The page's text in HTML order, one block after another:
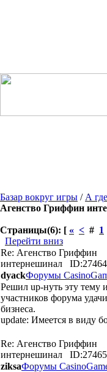
Базар вокруг игры / А
Агенство Гриффин
Страницы(6): [ « < # 1
Перейти вниз
Re: Агенство Гриффин
интернешинал
ID:27464
dyackФорумы
Решил up-нуть эту тему
участников форума
бизнеса.
update: Имеется в виду
Re: Агенство Гриффин
интернешинал
ID:27465
ziksaФорумы